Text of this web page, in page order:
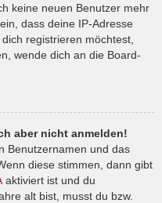
keine neuen Benutzer mehr
dass deine IP-Adresse
registrieren möchtest,
wende dich an die Board-
aber nicht anmelden!
Benutzernamen und das
diese stimmen, dann gibt
aktiviert ist und du
alt bist, musst du bzw.